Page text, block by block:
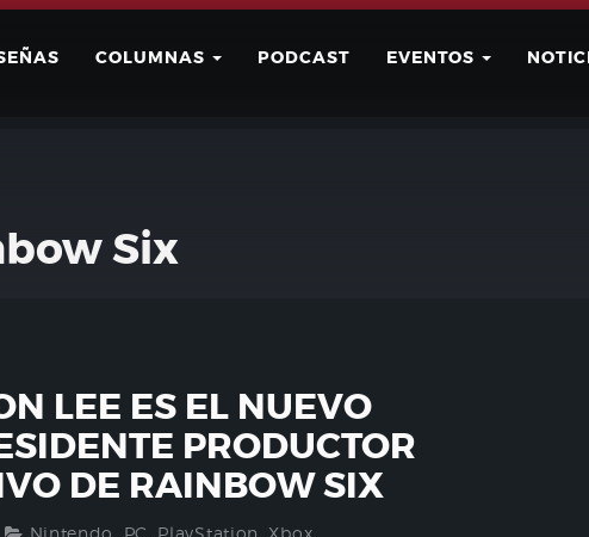
COLUMNAS PODCAST EVENTOS
Six
LEE ES EL NUEVO
PRODUCTOR
DE RAINBOW SIX
Nintendo PC PlayStation Xbox